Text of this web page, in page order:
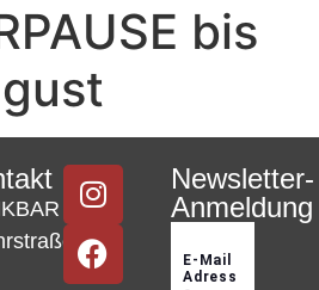
bis
Newsletter-
Anmeldung